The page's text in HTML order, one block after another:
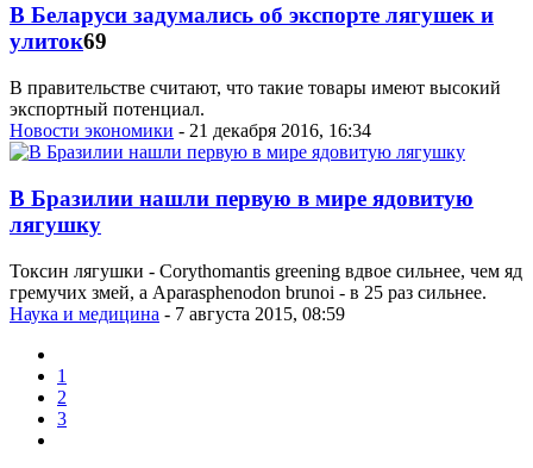
В Беларуси задумались об экспорте лягушек и
улиток69
В правительстве считают, что такие товары имеют высокий
экспортный потенциал.
Новости экономики - 21 декабря 2016, 16:34
В Бразилии нашли первую в мире ядовитую
лягушку
Токсин лягушки - Corythomantis greening вдвое сильнее, чем яд
гремучих змей, а Aparasphenodon brunoi - в 25 раз сильнее.
Наука и медицина - 7 августа 2015, 08:59
1
2
3